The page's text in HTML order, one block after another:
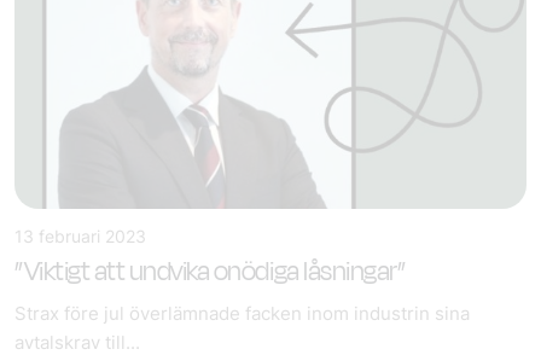
13 februari 2023
”Viktigt att undvika onödiga låsningar”
Strax före jul överlämnade facken inom industrin sina
avtalskrav till...